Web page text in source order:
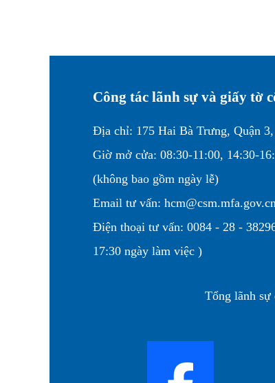
Công tác lãnh sự và giấy tờ
Địa chỉ: 175 Hai Bà Trưng, Quận
Giờ mở cửa: 08:30-11:00, 14:30-
(không bao gồm ngày lễ)
Email tư vấn:
Điện thoại tư vấn: 0084 - 28 -
17:30 ngày làm việc )
Tổng lãnh sự